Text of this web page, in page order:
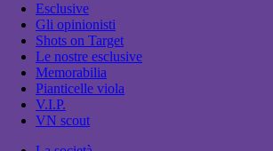
Esclusive
Gli opinionisti
Shots on Target
Le nostre esclusive
Memorabilia
Pianticelle viola
V.I.P.
VN scout